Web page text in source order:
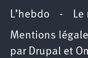
L’hebdo - Le
Mentions
par Drupal et